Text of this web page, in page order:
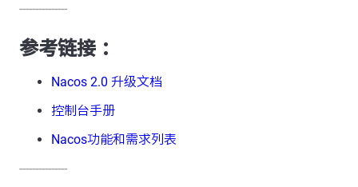
---------------
参考链接 ：
Nacos 2.0 升级文档
控制台手册
Nacos功能和需求列表
---------------